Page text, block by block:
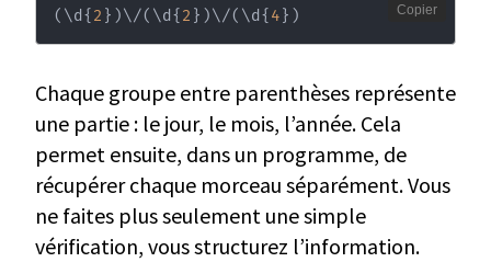
( \d { 2 } )\/( \d { 2 } )\/( \d { 4 } ) Copier
Chaque groupe entre parenthèses représente
une partie : le jour, le mois, l’année. Cela
permet ensuite, dans un programme, de
récupérer chaque morceau séparément. Vous
ne faites plus seulement une simple
vérification, vous structurez l’information.